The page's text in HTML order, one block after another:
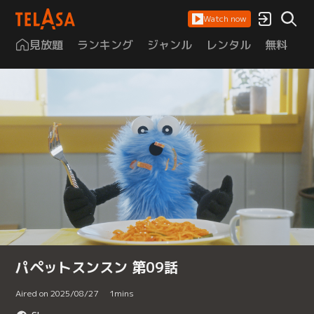
Watch now
見放題 ランキング ジャンル レンタル 無料
パペットスンスン 第09話
Aired on 2025/08/27 1mins